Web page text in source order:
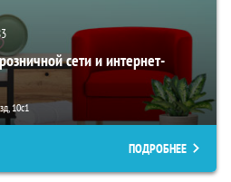
сети и интернет-
10с1
ПОДРОБНЕЕ